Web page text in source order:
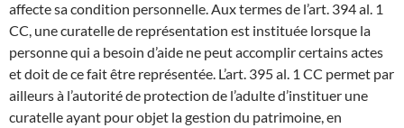
affecte sa condition personnelle. Aux termes de l’art. 394 al. 1
CC, une curatelle de représentation est instituée lorsque la
personne qui a besoin d’aide ne peut accomplir certains actes
et doit de ce fait être représentée. L’art. 395 al. 1 CC permet par
ailleurs à l’autorité de protection de l’adulte d’instituer une
curatelle ayant pour objet la gestion du patrimoine, en